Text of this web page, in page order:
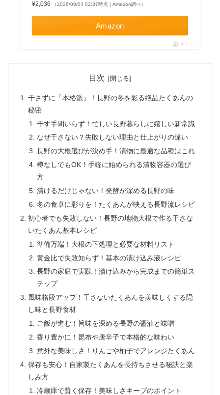
¥2,036
（2026/08/04 02:37時点 | Amazon調べ）
Amazon
ポチップ
目次
干さずに「本格派」！長野の冬を彩る絶品たくあんの
秘密
干す手間いらず！忙しい長野暮らしに嬉しい新常識
なぜ干さない？失敗しない理由と仕上がりの違い
長野の大根選びが決め手！漬物に最適な品種はこれ
樽なしでもOK！手軽に始められる漬物容器の選び
方
漬けるだけじゃない！発酵が深める長野の味
冬の食卓に彩りを！たくあんが映える長野流レシピ
初心者でも失敗しない！長野の地物大根で作る干さな
いたくあん基本レシピ
準備万端！大根の下処理と必要な材料リスト
黄金比で失敗知らず！基本の漬け込み液レシピ
長野の家庭で実践！漬け込みから完成までの簡単ス
テップ
風味格段アップ！干さないたくあんを美味しくする隠
し味と長野食材
ご飯が進む！旨味を深める長野の醤油と味噌
香り豊かに！昆布や唐辛子で本格的な味わい
意外な美味しさ！りんごや柚子でアレンジたくあん
保存も安心！自家製たくあんを長持ちさせる秘訣と楽
しみ方
冷蔵庫で賢く保存！美味しさキープのポイント